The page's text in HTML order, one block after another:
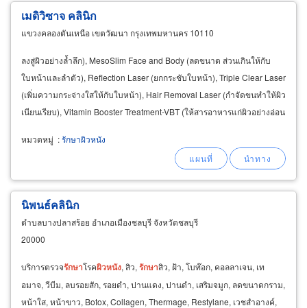
เมดิวิซาจ คลินิก
แขวงคลองตันเหนือ เขตวัฒนา กรุงเทพมหานคร 10110
ลงสู่ผิวอย่างล้ำลึก), MesoSlim Face and Body (ลดขนาด ส่วนเกินให้กับ
ใบหน้าและลำตัว), Reflection Laser (ยกกระชับใบหน้า), Triple Clear Laser
(เพิ่มความกระจ่างใสให้กับใบหน้า), Hair Removal Laser (กำจัดขนทำให้ผิว
เนียนเรียบ), Vitamin Booster Treatment-VBT (ให้สารอาหารแก่ผิวอย่างอ่อน
หมวดหมู่ :รักษาผิวหนัง
นิพนธ์คลินิก
ตำบลบางปลาสร้อย อำเภอเมืองชลบุรี จังหวัดชลบุรี
20000
บริการตรวจรักษาโรคผิวหนัง, สิว, รักษาสิว, ฝ้า, โบท๊อก, คอลลาเจน, เท
อมาจ, วีบีม, ลบรอยสัก, รอยดำ, ปานแดง, ปานดำ, เสริมจมูก, ลดขนาดกราม,
หน้าใส, หน้าขาว, Botox, Collagen, Thermage, Restylane, เวชสำอางค์,